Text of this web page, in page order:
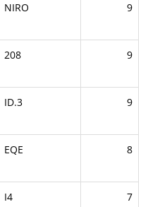
NIRO 9
208 9
ID.3 9
EQE 8
I4 7